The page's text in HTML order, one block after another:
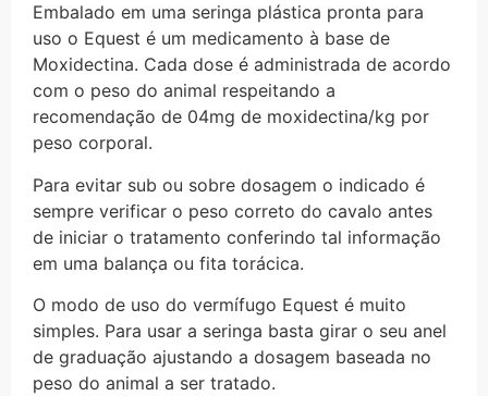
Embalado em uma seringa plástica pronta para
uso o Equest é um medicamento à base de
Moxidectina. Cada dose é administrada de acordo
com o peso do animal respeitando a
recomendação de 04mg de moxidectina/kg por
peso corporal.
Para evitar sub ou sobre dosagem o indicado é
sempre verificar o peso correto do cavalo antes
de iniciar o tratamento conferindo tal informação
em uma balança ou fita torácica.
O modo de uso do vermífugo Equest é muito
simples. Para usar a seringa basta girar o seu anel
de graduação ajustando a dosagem baseada no
peso do animal a ser tratado.